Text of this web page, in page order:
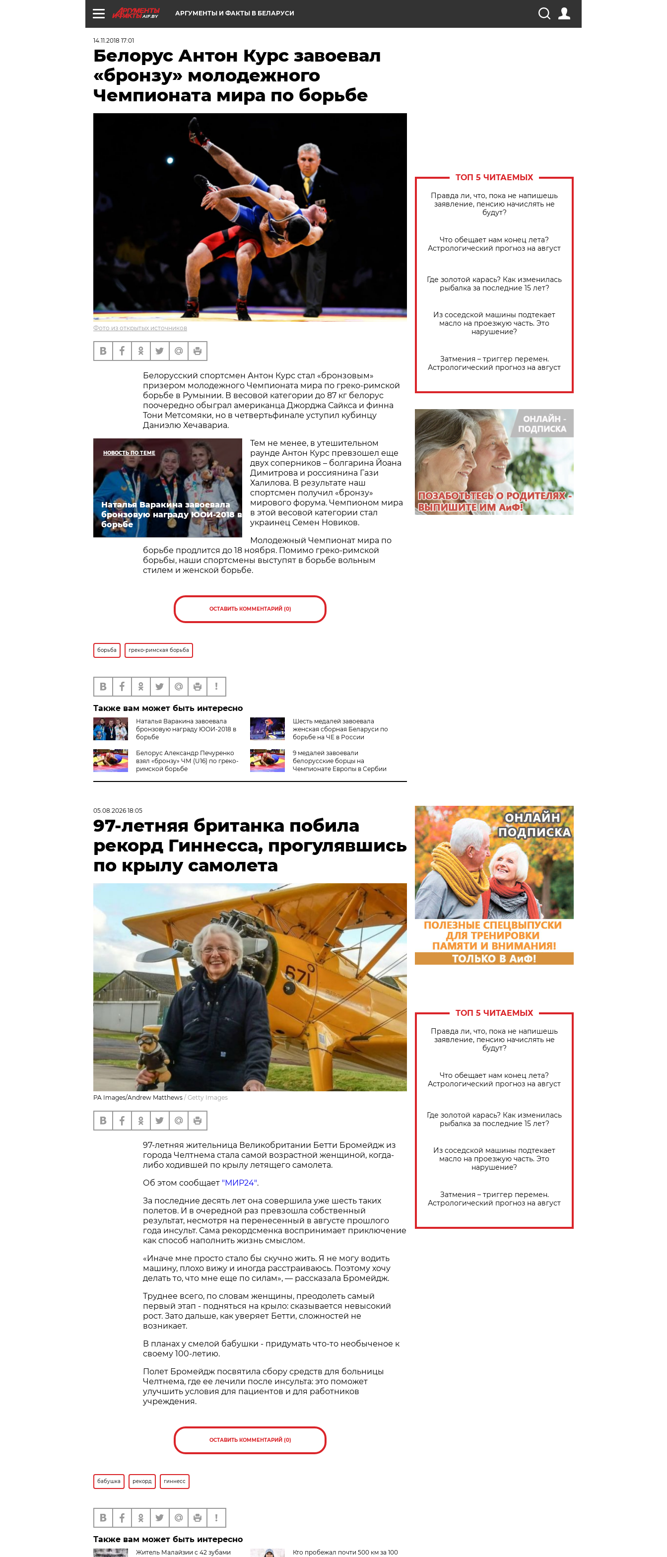
AIF.BY АРГУМЕНТЫ И ФАКТЫ В БЕЛАРУСИ
14.11.2018 17:01
Белорус Антон Курс завоевал
«бронзу» молодежного
Чемпионата мира по борьбе
Фото из открытых источников
Белорусский спортсмен Антон Курс стал «бронзовым»
призером молодежного Чемпионата мира по греко-римской
борьбе в Румынии. В весовой категории до 87 кг белорус
поочередно обыграл американца Джорджа Сайкса и финна
Тони Метсомяки, но в четвертьфинале уступил кубинцу
Даниэлю Хечавариа.
НОВОСТЬ ПО ТЕМЕ
Наталья Варакина завоевала
бронзовую награду ЮОИ-2018 в
борьбе
Тем не менее, в утешительном
раунде Антон Курс превзошел еще
двух соперников – болгарина Йоана
Димитрова и россиянина Гази
Халилова. В результате наш
спортсмен получил «бронзу»
мирового форума. Чемпионом мира
в этой весовой категории стал
украинец Семен Новиков.
Молодежный Чемпионат мира по
борьбе продлится до 18 ноября. Помимо греко-римской
борьбы, наши спортсмены выступят в борьбе вольным
стилем и женской борьбе.
ОСТАВИТЬ КОММЕНТАРИЙ (0)
борьба греко-римская борьба
Также вам может быть интересно
Наталья Варакина завоевала
бронзовую награду ЮОИ-2018 в
борьбе
Шесть медалей завоевала
женская сборная Беларуси по
борьбе на ЧЕ в России
Белорус Александр Печуренко
взял «бронзу» ЧМ (U16) по греко-
римской борьбе
9 медалей завоевали
белорусские борцы на
Чемпионате Европы в Сербии
ТОП 5 ЧИТАЕМЫХ
Правда ли, что, пока не напишешь
заявление, пенсию начислять не
будут?
​Что обещает нам конец лета?
Астрологический прогноз на август
Где золотой карась? Как изменилась
рыбалка за последние 15 лет?
Из соседской машины подтекает
масло на проезжую часть. Это
нарушение?
Затмения – триггер перемен.
Астрологический прогноз на август
05.08.2026 18:05
97-летняя британка побила
рекорд Гиннесса, прогулявшись
по крылу самолета
PA Images/Andrew Matthews / Getty Images
97-летняя жительница Великобритании Бетти Бромейдж из
города Челтнема стала самой возрастной женщиной, когда-
либо ходившей по крылу летящего самолета.
Об этом сообщает "МИР24".
За последние десять лет она совершила уже шесть таких
полетов. И в очередной раз превзошла собственный
результат, несмотря на перенесенный в августе прошлого
года инсульт. Сама рекордсменка воспринимает приключение
как способ наполнить жизнь смыслом.
«Иначе мне просто стало бы скучно жить. Я не могу водить
машину, плохо вижу и иногда расстраиваюсь. Поэтому хочу
делать то, что мне еще по силам», — рассказала Бромейдж.
Труднее всего, по словам женщины, преодолеть самый
первый этап - подняться на крыло: сказывается невысокий
рост. Зато дальше, как уверяет Бетти, сложностей не
возникает.
В планах у смелой бабушки - придумать что-то необыченое к
своему 100-летию.
Полет Бромейдж посвятила сбору средств для больницы
Челтнема, где ее лечили после инсульта: это поможет
улучшить условия для пациентов и для работников
учреждения.
ОСТАВИТЬ КОММЕНТАРИЙ (0)
бабушка рекорд гиннесс
Также вам может быть интересно
Житель Малайзии с 42 зубами
Кто пробежал почти 500 км за 100
ТОП 5 ЧИТАЕМЫХ
Правда ли, что, пока не напишешь
заявление, пенсию начислять не
будут?
​Что обещает нам конец лета?
Астрологический прогноз на август
Где золотой карась? Как изменилась
рыбалка за последние 15 лет?
Из соседской машины подтекает
масло на проезжую часть. Это
нарушение?
Затмения – триггер перемен.
Астрологический прогноз на август